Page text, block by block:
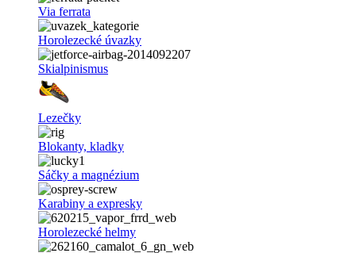
Via ferrata
Horolezecké úvazky
Skialpinismus
Lezečky
Blokanty, kladky
Sáčky a magnézium
Karabiny a expresky
Horolezecké helmy